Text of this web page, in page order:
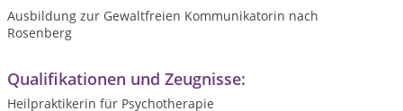
Ausbildung zur Gewaltfreien Kommunikatorin nach
Rosenberg
Qualifikationen und Zeugnisse:
Heilpraktikerin für Psychotherapie